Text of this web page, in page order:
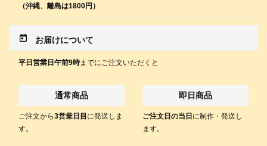
（沖縄、離島は1800円）
today お届けについて
平日営業日午前9時までにご注文いただくと
通常商品
ご注文から3営業日目 に発送しま
す。
即日商品
ご注文日の当日 に制作・発送し
ます。